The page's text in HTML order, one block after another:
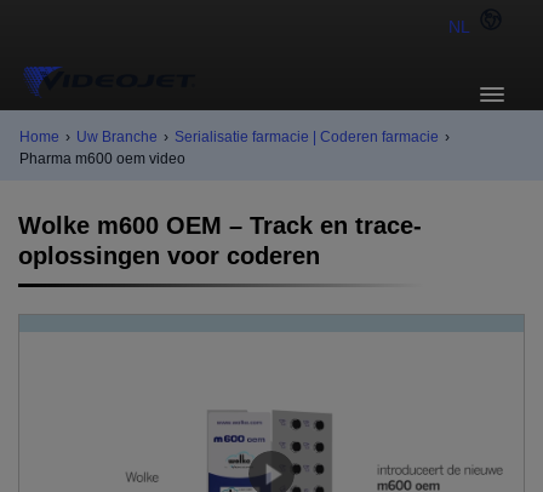
NL
Home › Uw Branche › Serialisatie farmacie | Coderen farmacie ›
Pharma m600 oem video
Wolke m600 OEM – Track en trace-
oplossingen voor coderen